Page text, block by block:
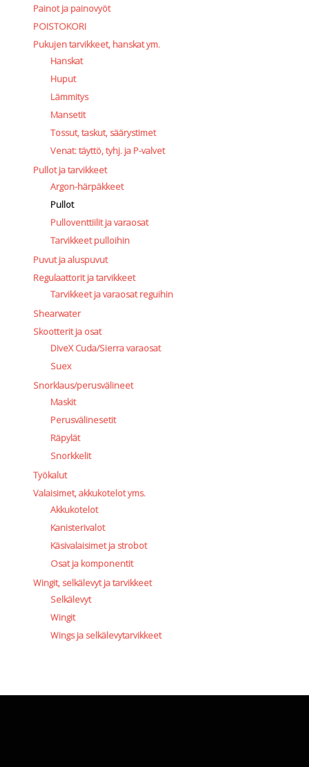
Painot ja painovyöt
POISTOKORI
Pukujen tarvikkeet, hanskat ym.
Hanskat
Huput
Lämmitys
Mansetit
Tossut, taskut, säärystimet
Venat: täyttö, tyhj. ja P-valvet
Pullot ja tarvikkeet
Argon-härpäkkeet
Pullot
Pulloventtiilit ja varaosat
Tarvikkeet pulloihin
Puvut ja aluspuvut
Regulaattorit ja tarvikkeet
Tarvikkeet ja varaosat reguihin
Shearwater
Skootterit ja osat
DiveX Cuda/Sierra varaosat
Suex
Snorklaus/perusvälineet
Maskit
Perusvälinesetit
Räpylät
Snorkkelit
Työkalut
Valaisimet, akkukotelot yms.
Akkukotelot
Kanisterivalot
Käsivalaisimet ja strobot
Osat ja komponentit
Wingit, selkälevyt ja tarvikkeet
Selkälevyt
Wingit
Wings ja selkälevytarvikkeet